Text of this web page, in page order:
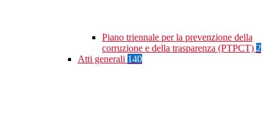
Piano triennale per la prevenzione della
corruzione e della trasparenza (PTPCT) 2
Atti generali 140